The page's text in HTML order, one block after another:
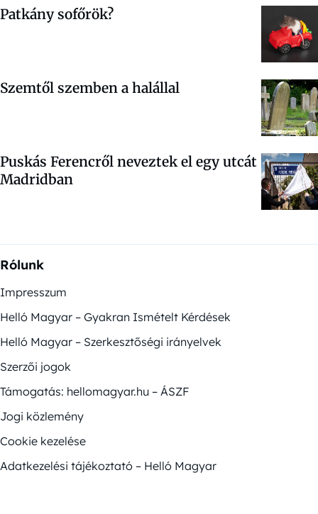
Patkány sofőrök?
Szemtől szemben a halállal
Puskás Ferencről neveztek el egy utcát
Madridban
Rólunk
Impresszum
Helló Magyar – Gyakran Ismételt Kérdések
Helló Magyar – Szerkesztőségi irányelvek
Szerzői jogok
Támogatás: hellomagyar.hu – ÁSZF
Jogi közlemény
Cookie kezelése
Adatkezelési tájékoztató – Helló Magyar